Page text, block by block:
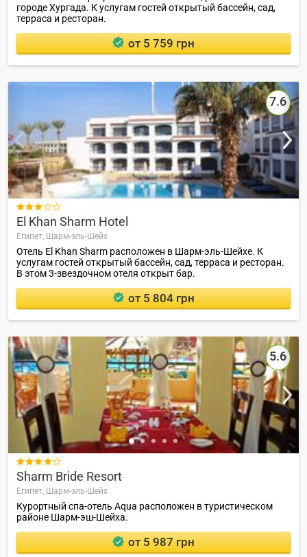
городе Хургада. К услугам гостей открытый бассейн, сад,
терраса и ресторан.
от 5 759 грн
7.6

El Khan Sharm Hotel
Египет, Шарм-эль-Шейх
Отель El Khan Sharm расположен в Шарм-эль-Шейхе. К
услугам гостей открытый бассейн, сад, терраса и ресторан.
В этом 3-звездочном отеля открыт бар.
от 5 804 грн
5.6

Sharm Bride Resort
Египет, Шарм-эль-Шейх
Курортный спа-отель Aqua расположен в туристическом
районе Шарм-эш-Шейха.
от 5 987 грн